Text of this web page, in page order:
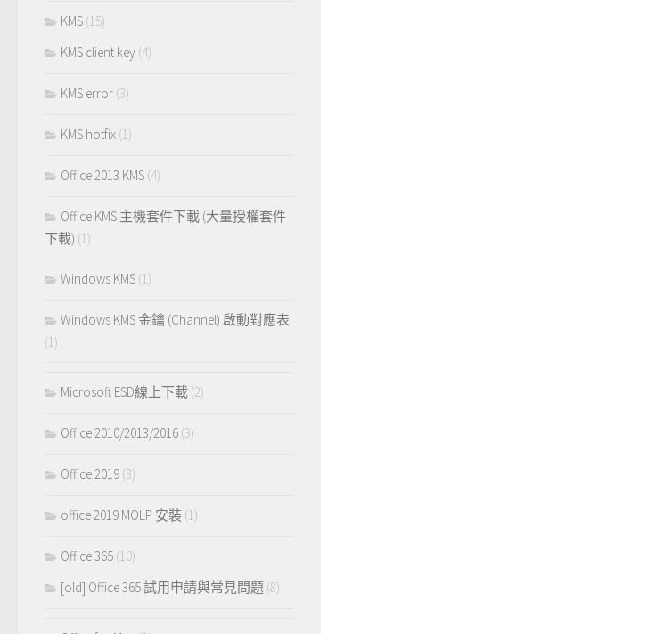
KMS (15)
KMS client key (4)
KMS error (3)
KMS hotfix (1)
Office 2013 KMS (4)
Office KMS 主機套件下載 (大量授權套件
下載) (1)
Windows KMS (1)
Windows KMS 金鑰 (Channel) 啟動對應表
(1)
Microsoft ESD線上下載 (2)
Office 2010/2013/2016 (3)
Office 2019 (3)
office 2019 MOLP 安裝 (1)
Office 365 (10)
[old] Office 365 試用申請與常見問題 (8)